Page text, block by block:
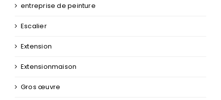
entreprise de peinture
Escalier
Extension
Extensionmaison
Gros œuvre